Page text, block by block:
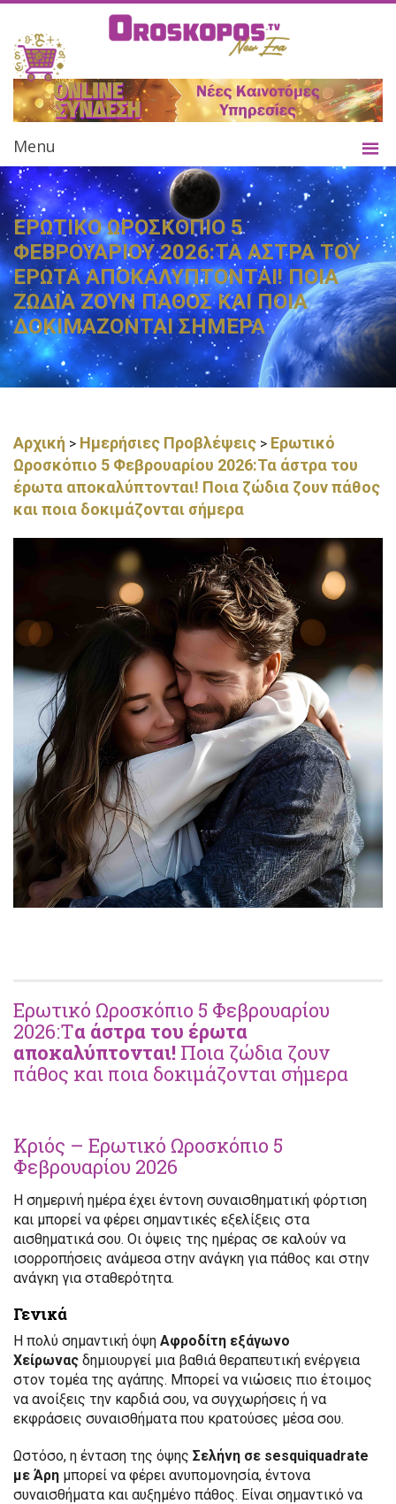
Menu
ΕΡΩΤΙΚΟ ΩΡΟΣΚΟΠΙΟ 5
ΦΕΒΡΟΥΑΡΙΟΥ 2026:ΤΑ ΑΣΤΡΑ ΤΟΥ
ΕΡΩΤΑ ΑΠΟΚΑΛΥΠΤΟΝΤΑΙ! ΠΟΙΑ
ΖΩΔΙΑ ΖΟΥΝ ΠΑΘΟΣ ΚΑΙ ΠΟΙΑ
ΔΟΚΙΜΑΖΟΝΤΑΙ ΣΗΜΕΡΑ
Αρχική > Ημερήσιες Προβλέψεις > Ερωτικό
Ωροσκόπιο 5 Φεβρουαρίου 2026:Τα άστρα του
έρωτα αποκαλύπτονται! Ποια ζώδια ζουν πάθος
και ποια δοκιμάζονται σήμερα
Ερωτικό Ωροσκόπιο 5 Φεβρουαρίου
2026:Τα άστρα του έρωτα
αποκαλύπτονται! Ποια ζώδια ζουν
πάθος και ποια δοκιμάζονται σήμερα
Κριός – Ερωτικό Ωροσκόπιο 5
Φεβρουαρίου 2026
Η σημερινή ημέρα έχει έντονη συναισθηματική φόρτιση
και μπορεί να φέρει σημαντικές εξελίξεις στα
αισθηματικά σου. Οι όψεις της ημέρας σε καλούν να
ισορροπήσεις ανάμεσα στην ανάγκη για πάθος και στην
ανάγκη για σταθερότητα.
Γενικά
Η πολύ σημαντική όψη Αφροδίτη εξάγωνο
Χείρωνας δημιουργεί μια βαθιά θεραπευτική ενέργεια
στον τομέα της αγάπης. Μπορεί να νιώσεις πιο έτοιμος
να ανοίξεις την καρδιά σου, να συγχωρήσεις ή να
εκφράσεις συναισθήματα που κρατούσες μέσα σου.
Ωστόσο, η ένταση της όψης Σελήνη σε sesquiquadrate
με Άρη μπορεί να φέρει ανυπομονησία, έντονα
συναισθήματα και αυξημένο πάθος. Είναι σημαντικό να